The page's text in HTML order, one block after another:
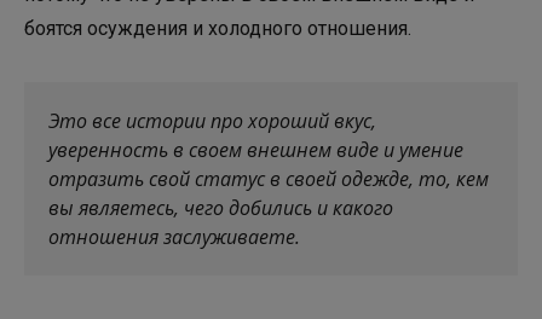
боятся осуждения и холодного отношения.
Это все истории про хороший вкус,
уверенность в своем внешнем виде и умение
отразить свой статус в своей одежде, то, кем
вы являетесь, чего добились и какого
отношения заслуживаете.